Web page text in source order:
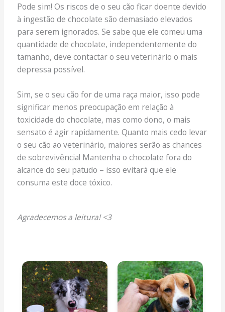
Pode sim! Os riscos de o seu cão ficar doente devido
à ingestão de chocolate são demasiado elevados
para serem ignorados. Se sabe que ele comeu uma
quantidade de chocolate, independentemente do
tamanho, deve contactar o seu veterinário o mais
depressa possível.
Sim, se o seu cão for de uma raça maior, isso pode
significar menos preocupação em relação à
toxicidade do chocolate, mas como dono, o mais
sensato é agir rapidamente. Quanto mais cedo levar
o seu cão ao veterinário, maiores serão as chances
de sobrevivência! Mantenha o chocolate fora do
alcance do seu patudo – isso evitará que ele
consuma este doce tóxico.
Agradecemos a leitura! <3